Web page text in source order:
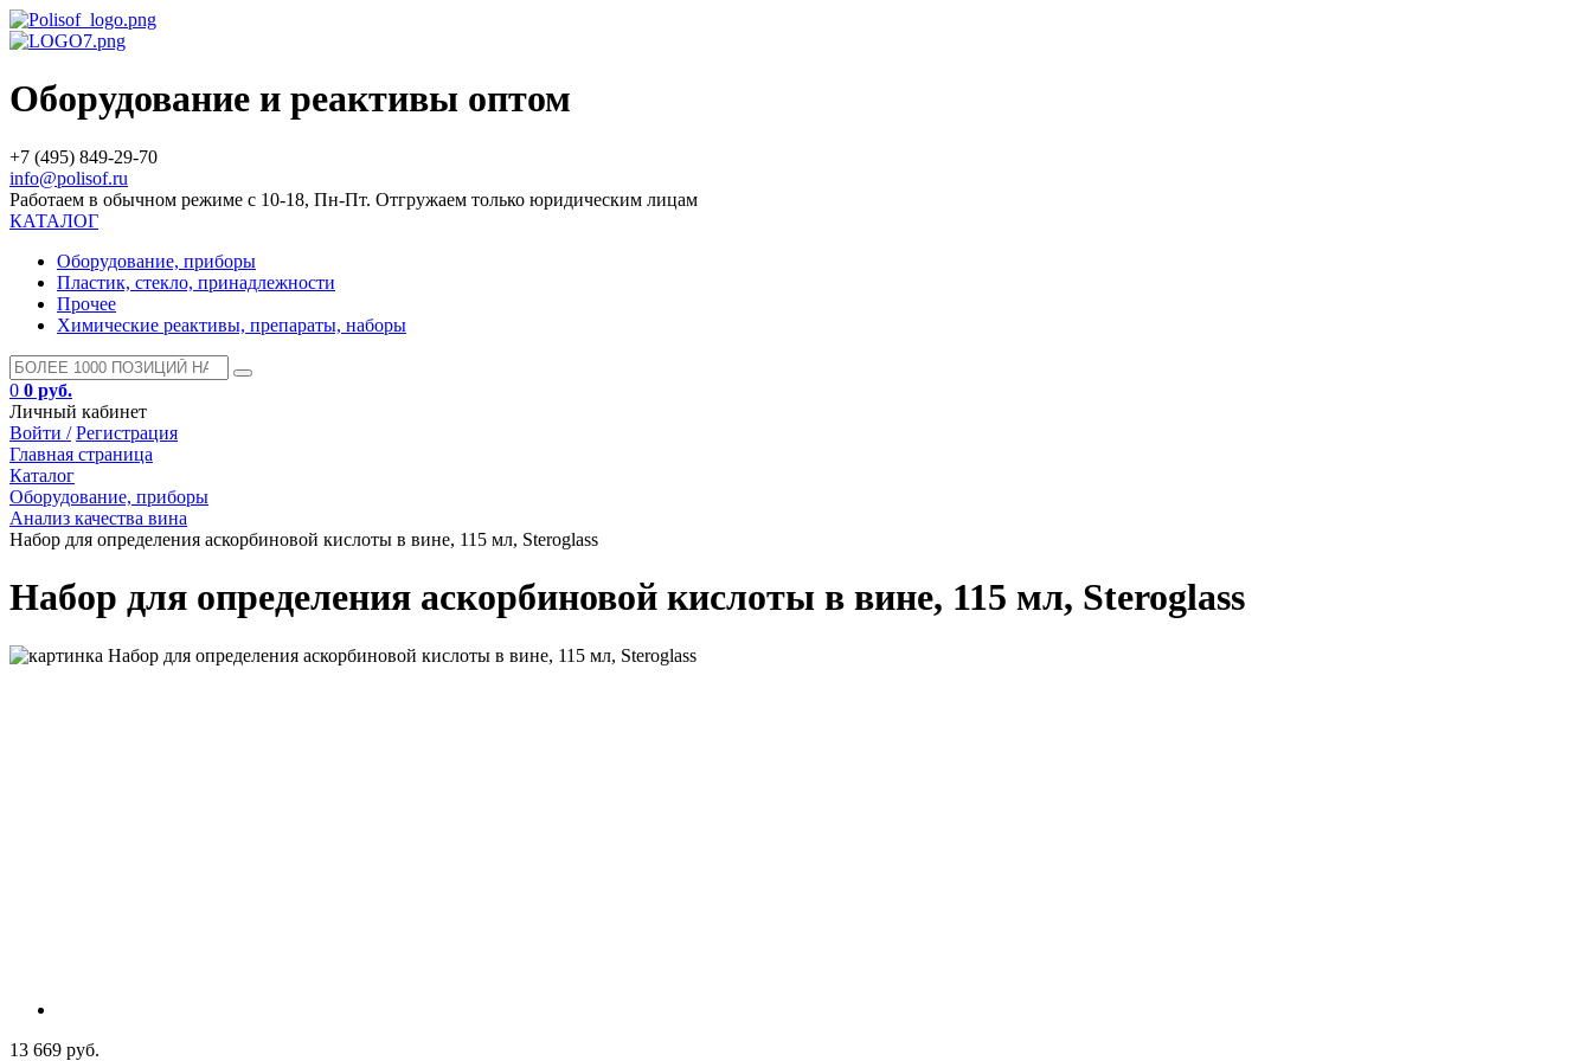
Оборудование и реактивы оптом
+7 (495) 849-29-70
info@polisof.ru
Работаем в обычном режиме с 10-18, Пн-Пт. Отгружаем только юридическим лицам
КАТАЛОГ
Оборудование, приборы
Пластик, стекло, принадлежности
Прочее
Химические реактивы, препараты, наборы
0 0 руб.
Личный кабинет
Войти / Регистрация
Главная страница
Каталог
Оборудование, приборы
Анализ качества вина
Набор для определения аскорбиновой кислоты в вине, 115 мл, Steroglass
Набор для определения аскорбиновой кислоты в вине, 115 мл, Steroglass
13 669 руб.